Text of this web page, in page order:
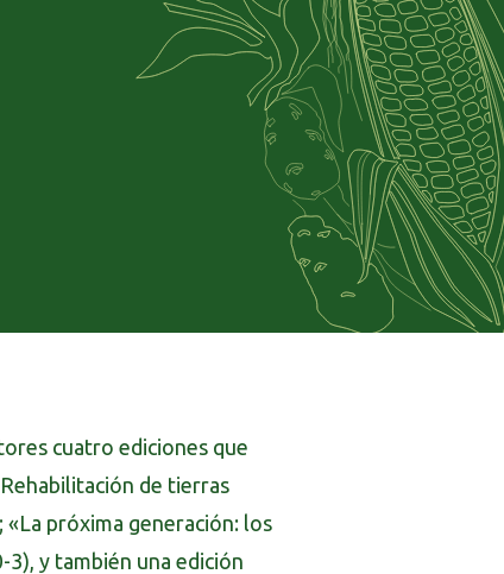
cuatro ediciones que
de tierras
«La próxima generación: los
3), y también una edición